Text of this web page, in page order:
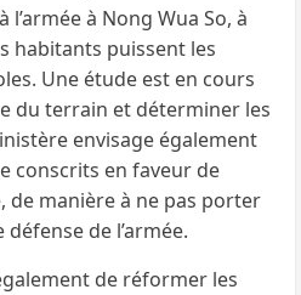
à Nong Wua So, à
habitants puissent les
Une étude est en cours
du terrain et déterminer les
envisage également
conscrits en faveur de
de manière à ne pas porter
de l’armée.
de réformer les